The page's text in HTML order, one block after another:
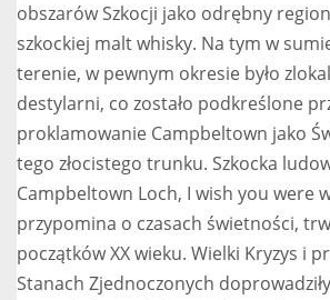
obszarów Szkocji jako odrębny
szkockiej malt whisky. Na tym w
terenie, w pewnym okresie było
destylarni, co zostało podkreślone
proklamowanie Campbeltown jako
tego złocistego trunku. Szkocka
Campbeltown Loch, I wish you were
przypomina o czasach świetności,
początków XX wieku. Wielki Kryzys i
Stanach Zjednoczonych